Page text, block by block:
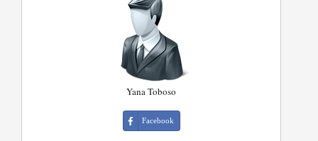
Yana Toboso
Facebook